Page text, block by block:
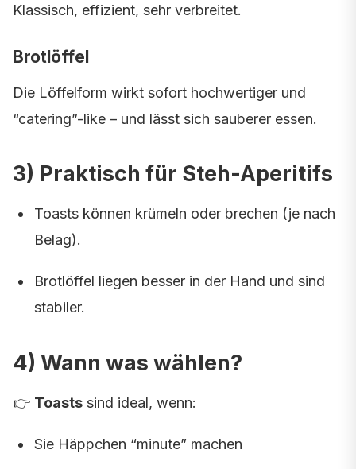
Klassisch, effizient, sehr verbreitet.
Brotlöffel
Die Löffelform wirkt sofort hochwertiger und
“catering”-like – und lässt sich sauberer essen.
3) Praktisch für Steh-Aperitifs
Toasts können krümeln oder brechen (je nach
Belag).
Brotlöffel liegen besser in der Hand und sind
stabiler.
4) Wann was wählen?
👉 Toasts sind ideal, wenn:
Sie Häppchen “minute” machen